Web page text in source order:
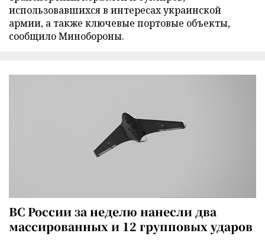
использовавшихся в интересах украинской
армии, а также ключевые портовые объекты,
сообщило Минобороны.
ВС России за неделю нанесли два
массированных и 12 групповых ударов